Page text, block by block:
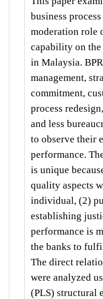
business
moderation role
capability on
in Malaysia.
management,
commitment,
process
and less
to observe their
performance.
is unique
quality aspects
individual, (2)
establishing
performance is
the banks to
The direct
were analyzed
(PLS) structural